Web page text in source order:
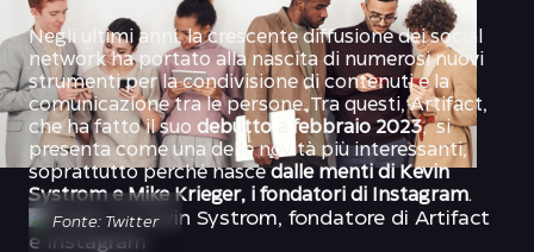
Negli ultimi anni, la crescente diffusione dei social
network ha portato alla nascita di numerosi nuovi
strumenti per la condivisione di contenuti e la
comunicazione tra le persone. Tra questi, Artifact,
che ha fatto il suo debutto a febbraio 2023, si
presenta come una delle novità più interessanti,
soprattutto perché nasce dalle menti di Kevin
Systrom e Mike Krieger, i fondatori di Instagram.
Fonte: Twitter